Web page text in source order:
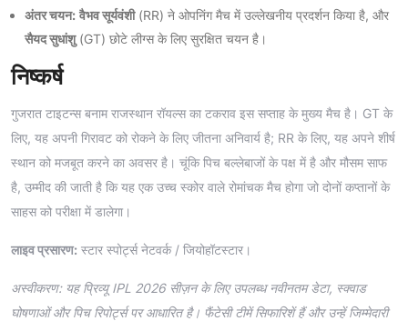
अंतर चयन: वैभव सूर्यवंशी(RR) ने ओपनिंग मैच में उल्लेखनीय प्रदर्शन किया है, और
सैयद सुधांशु(GT) छोटे लीग्स के लिए सुरक्षित चयन है।
निष्कर्ष
गुजरात टाइटन्स बनाम राजस्थान रॉयल्स का टकराव इस सप्ताह के मुख्य मैच है। GT के
लिए, यह अपनी गिरावट को रोकने के लिए जीतना अनिवार्य है; RR के लिए, यह अपने शीर्ष
स्थान को मजबूत करने का अवसर है। चूंकि पिच बल्लेबाजों के पक्ष में है और मौसम साफ
है, उम्मीद की जाती है कि यह एक उच्च स्कोर वाले रोमांचक मैच होगा जो दोनों कप्तानों के
साहस को परीक्षा में डालेगा।
लाइव प्रसारण: स्टार स्पोर्ट्स नेटवर्क / जियोहॉटस्टार।
अस्वीकरण: यह प्रिव्यू IPL 2026 सीज़न के लिए उपलब्ध नवीनतम डेटा, स्क्वाड
घोषणाओं और पिच रिपोर्ट्स पर आधारित है। फैंटेसी टीमें सिफारिशें हैं और उन्हें जिम्मेदारी